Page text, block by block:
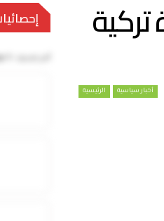
أخبار سياسية الرئيسية